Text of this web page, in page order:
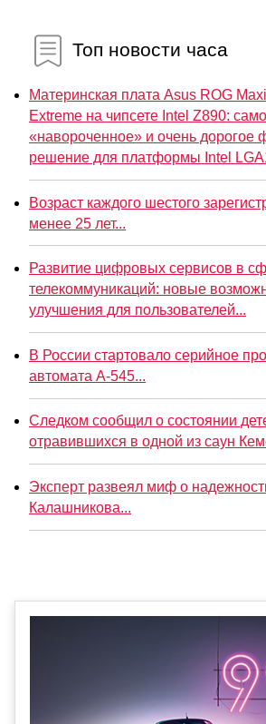
Топ новости часа
Материнская плата Asus ROG
Extreme на чипсете Intel Z890:
«навороченное» и очень дорогое
решение для платформы Intel
Возраст каждого шестого
менее 25 лет...
Развитие цифровых сервисов в
телекоммуникаций: новые
улучшения для пользователей...
В России стартовало серийное
автомата А-545...
Следком сообщил о состоянии
отравившихся в одной из саун
Эксперт развеял миф о
Калашникова...